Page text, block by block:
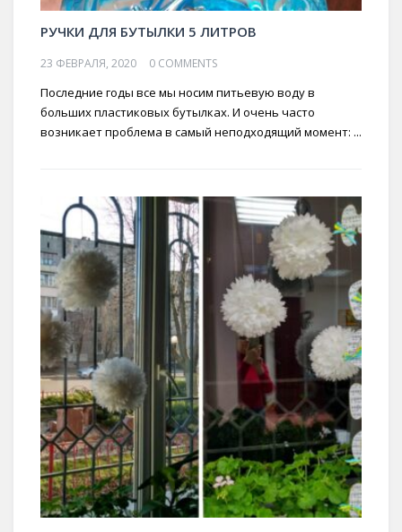
РУЧКИ ДЛЯ БУТЫЛКИ 5 ЛИТРОВ
23 ФЕВРАЛЯ, 2020 0 COMMENTS
Последние годы все мы носим питьевую воду в
больших пластиковых бутылках. И очень часто
возникает проблема в самый неподходящий момент: ...